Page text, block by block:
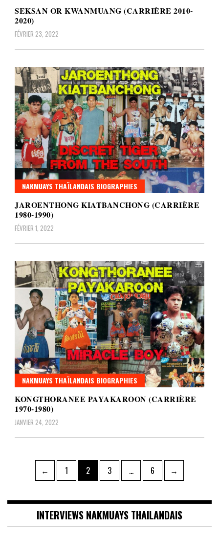
SEKSAN OR KWANMUANG (CARRIÈRE 2010-
2020)
FÉVRIER 23, 2022
NAKMUAYS THAÏLANDAIS BIOGRAPHIES
JAROENTHONG KIATBANCHONG (CARRIÈRE
1980-1990)
FÉVRIER 1, 2022
NAKMUAYS THAÏLANDAIS BIOGRAPHIES
KONGTHORANEE PAYAKAROON (CARRIÈRE
1970-1980)
JANVIER 24, 2022
Pagination
publications
← Page
1 Page
2 Page
3 … Page
6 →
INTERVIEWS NAKMUAYS THAILANDAIS